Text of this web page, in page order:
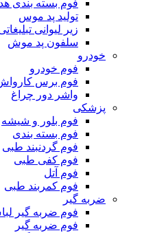
فوم بسته بندی
تولید پد موس
زیر لیوانی
سلفون پد موش
خودرو
فوم خودرو
فوم برس
واشر دور چراغ
پزشکی
فوم بلور و شیشه
فوم بسته بندی
فوم گردنبند طبی
فوم کفی طبی
فوم آتل
فوم کمربند طبی
ضربه گیر
فوم ضربه گیر
فوم ضربه گیر